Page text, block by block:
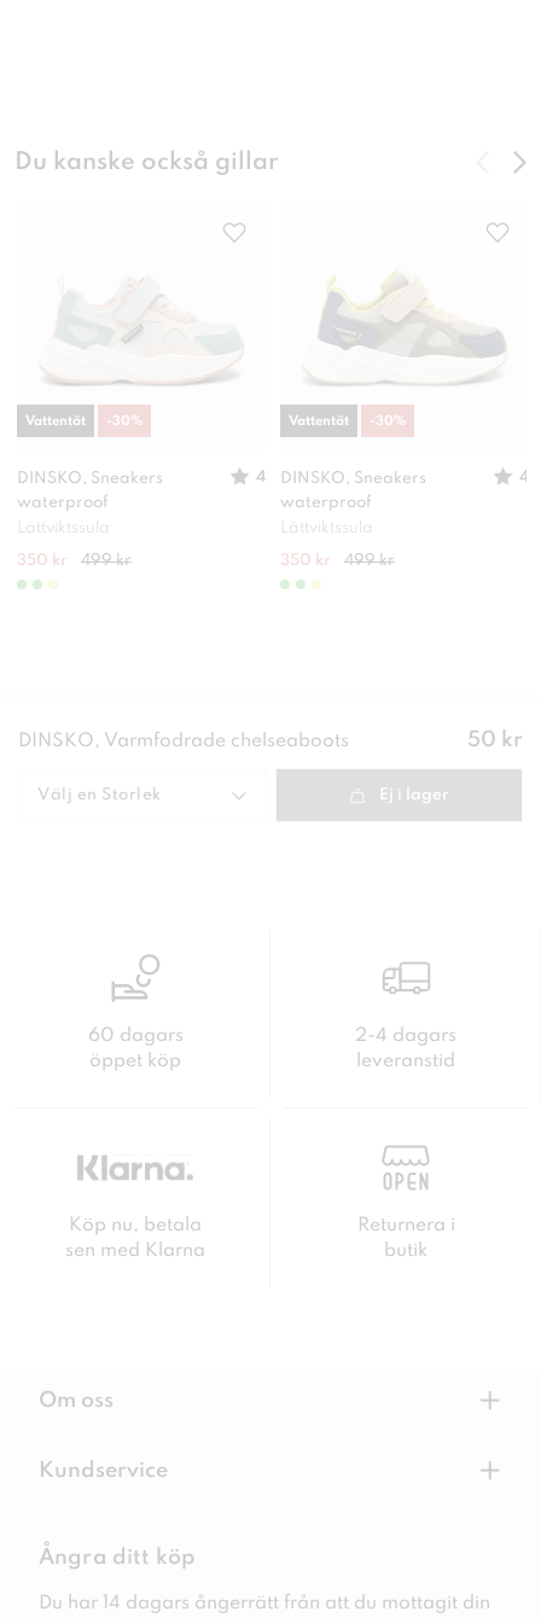
Du kanske också gillar
DINSKO, Sneakers
waterproof
4
Lättviktssula
350 kr 499 kr
Vattentät -30%
DINSKO, Sneakers
waterproof
4
Lättviktssula
350 kr 499 kr
Vattentät -30%
DINSKO, Varmfodrade chelseaboots Pris:
50 kr
Välj en Storlek Ej i lager
60 dagars
öppet köp
2-4 dagars
leveranstid
Köp nu, betala
sen med Klarna
Returnera i
butik
Om oss +
Kundservice +
Ångra ditt köp
Du har 14 dagars ångerrätt från att du mottagit din